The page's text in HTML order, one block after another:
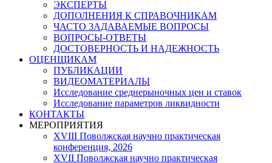
ЭКСПЕРТЫ
ДОПОЛНЕНИЯ К СПРАВОЧНИКАМ
ЧАСТО ЗАДАВАЕМЫЕ ВОПРОСЫ
ВОПРОСЫ-ОТВЕТЫ
ДОСТОВЕРНОСТЬ И НАДЕЖНОСТЬ
ОЦЕНЩИКАМ
ПУБЛИКАЦИИ
ВИДЕОМАТЕРИАЛЫ
Исследование среднерыночных цен и ставок
Исследование параметров ликвидности
КОНТАКТЫ
МЕРОПРИЯТИЯ
XVIII Поволжская научно практическая
конференция, 2026
XVII Поволжская научно практическая